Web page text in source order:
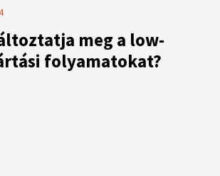
meg a low-
folyamatokat?